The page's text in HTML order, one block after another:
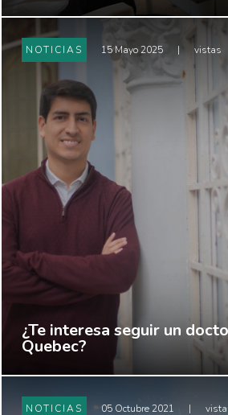
NOTICIAS 15 Mayo 2025 | vistas
¿Te interesa seguir un
Quebec?
NOTICIAS 05 Octubre 2021 |